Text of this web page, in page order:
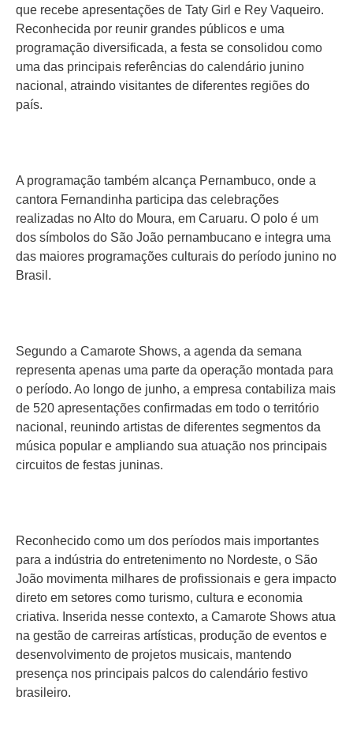
que recebe apresentações de Taty Girl e Rey Vaqueiro.
Reconhecida por reunir grandes públicos e uma
programação diversificada, a festa se consolidou como
uma das principais referências do calendário junino
nacional, atraindo visitantes de diferentes regiões do
país.
A programação também alcança Pernambuco, onde a
cantora Fernandinha participa das celebrações
realizadas no Alto do Moura, em Caruaru. O polo é um
dos símbolos do São João pernambucano e integra uma
das maiores programações culturais do período junino no
Brasil.
Segundo a Camarote Shows, a agenda da semana
representa apenas uma parte da operação montada para
o período. Ao longo de junho, a empresa contabiliza mais
de 520 apresentações confirmadas em todo o território
nacional, reunindo artistas de diferentes segmentos da
música popular e ampliando sua atuação nos principais
circuitos de festas juninas.
Reconhecido como um dos períodos mais importantes
para a indústria do entretenimento no Nordeste, o São
João movimenta milhares de profissionais e gera impacto
direto em setores como turismo, cultura e economia
criativa. Inserida nesse contexto, a Camarote Shows atua
na gestão de carreiras artísticas, produção de eventos e
desenvolvimento de projetos musicais, mantendo
presença nos principais palcos do calendário festivo
brasileiro.